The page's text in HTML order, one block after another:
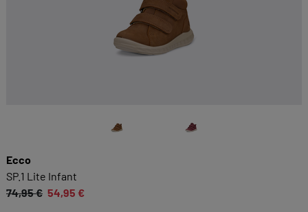
Ecco
SP.1 Lite Infant
74,95 € 54,95 €